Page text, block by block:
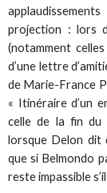
projection : lors
(notamment
d’une lettre
de Marie-France
« Itinéraire d’un
celle de la fin du
lorsque Delon dit
que si Belmondo
reste impassible